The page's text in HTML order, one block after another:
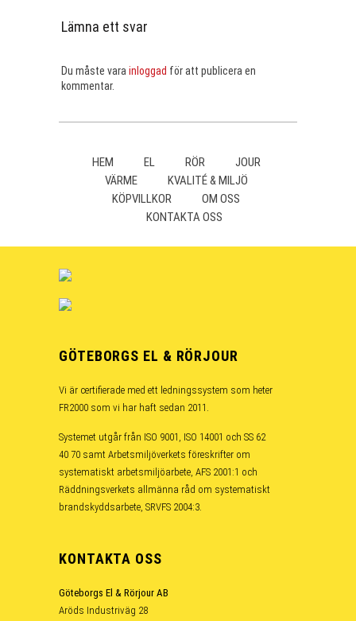
Lämna ett svar
Du måste vara inloggad för att publicera en
kommentar.
HEM EL RÖR
JOUR
VÄRME
KVALITÉ & MILJÖ
KÖPVILLKOR
OM OSS
KONTAKTA OSS
GÖTEBORGS EL & RÖRJOUR
Vi är certifierade med ett ledningssystem som heter
FR2000 som vi har haft sedan 2011.
Systemet utgår från ISO 9001, ISO 14001 och SS 62
40 70 samt Arbetsmiljöverkets föreskrifter om
systematiskt arbetsmiljöarbete, AFS 2001:1 och
Räddningsverkets allmänna råd om systematiskt
brandskyddsarbete, SRVFS 2004:3.
KONTAKTA OSS
Göteborgs El & Rörjour AB
Aröds Industriväg 28